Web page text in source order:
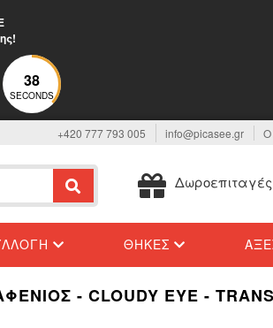
38
SECONDS
+420 777 793 005 info@picasee.gr Ο
Δωροεπιταγές
ΘΉΚΕΣ
- CLOUDY EYE -